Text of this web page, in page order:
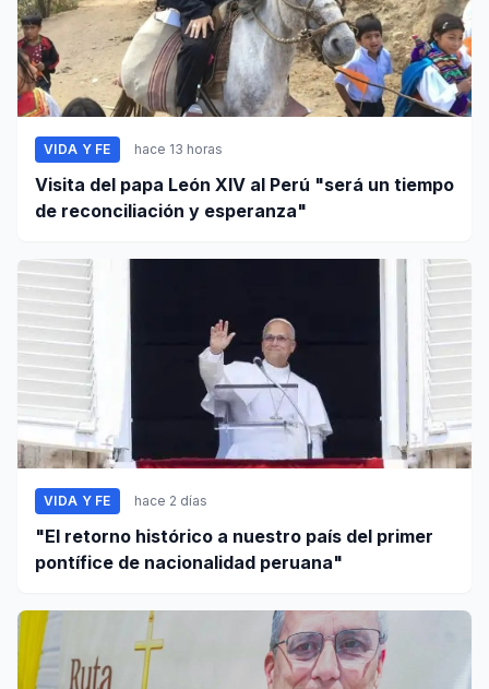
VIDA Y FE hace 13 horas
Visita del papa León XIV al Perú "será un tiempo
de reconciliación y esperanza"
VIDA Y FE hace 2 días
"El retorno histórico a nuestro país del primer
pontífice de nacionalidad peruana"